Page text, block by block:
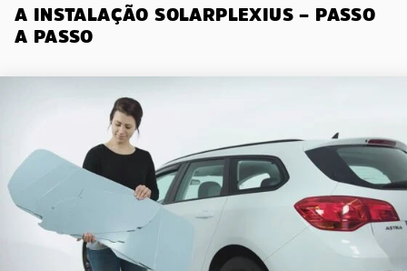
A INSTALAÇÃO SOLARPLEXIUS – PASSO
A PASSO